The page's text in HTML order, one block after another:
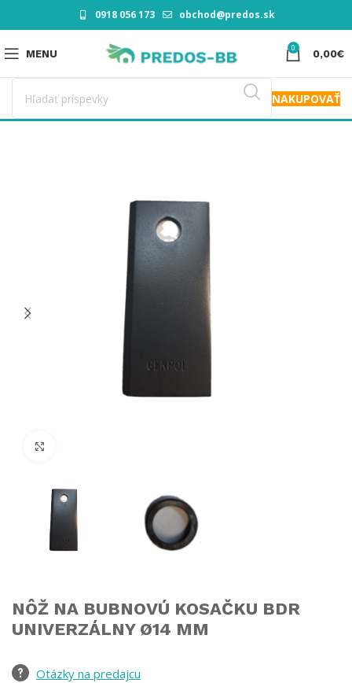
0918 056 173 obchod@predos.sk
MENU 0 0,00€
NAKUPOVAŤ
NÔŽ NA BUBNOVÚ KOSAČKU BDR
UNIVERZÁLNY Ø14 MM
Otázky na predajcu